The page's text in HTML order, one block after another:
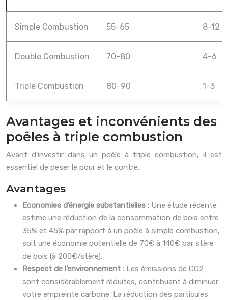
Simple Combustion 55-65 8-12
Double Combustion 70-80 4-6
Triple Combustion 80-90 1-3
Avantages et inconvénients des
poêles à triple combustion
Avant d’investir dans un poêle à triple combustion, il est
essentiel de peser le pour et le contre.
Avantages
Economies d’énergie substantielles : Une étude récente
estime une réduction de la consommation de bois entre
35% et 45% par rapport à un poêle à simple combustion,
soit une économie potentielle de 70€ à 140€ par stère
de bois (à 200€/stère).
Respect de l’environnement : Les émissions de CO2
sont considérablement réduites, contribuant à diminuer
votre empreinte carbone. La réduction des particules